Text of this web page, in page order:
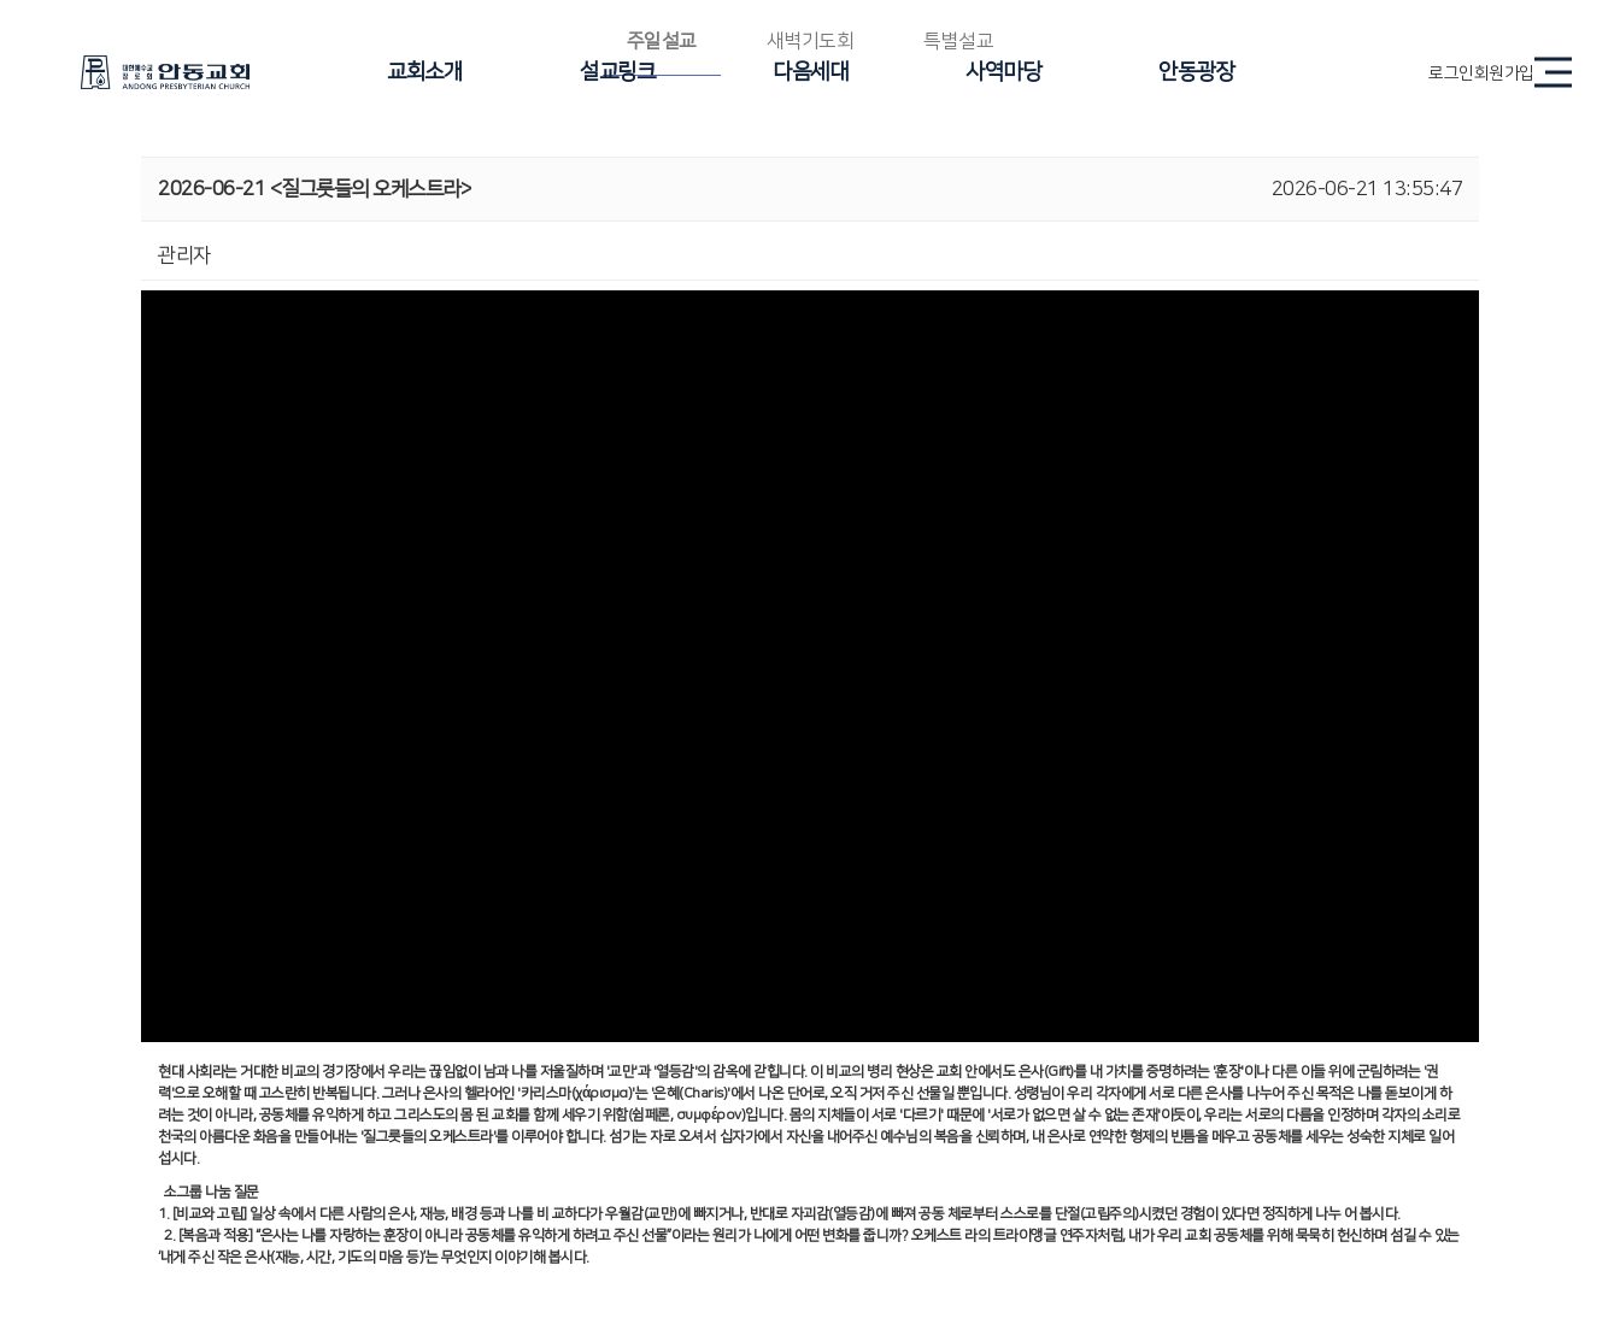
교회소개 설교링크 다음세대 사역마당 안동광장 로그인회원가입
주일설교 새벽기도회 특별설교
2026-06-21 <질그릇들의 오케스트라> 2026-06-21 13:55:47
관리자
현대 사회라는 거대한 비교의 경기장에서 우리는 끊임없이 남과 나를 저울질하며 '교만'과'열등감'의 감옥에 갇힙니다. 이 비교의 병리 현상은 교회 안에서도 은사(Gift)를 내 가치를 증명하려는 '훈장'이나 다른 이들 위에 군림하려는 '권
력'으로 오해할 때 고스란히 반복됩니다. 그러나 은사의 헬라어인 '카리스마(χάρισμα)'는 '은혜 (Charis)'에서 나온 단어로,오직 거저 주신 선물일 뿐입니다. 성령님이 우리 각자에게 서로 다른 은사를 나누어 주신 목적은 나를 돋보이게 하
려는 것이 아니라,공동체를 유익하게 하고 그리스도의 몸 된 교회를 함께 세우기 위함(쉼페론, συμφέρον)입니다. 몸의 지체들이 서로 '다르기 ' 때문에 '서로가 없으면 살 수 없는 존재'이듯이 ,우리는 서로의 다름을 인정하며 각자의 소리로
천국의 아름다운 화음을 만들어내는 '질그릇들의 오케스트라'를 이루어야 합니다. 섬기는 자로 오셔서 십자가에서 자신을 내어주신 예수님의 복음을 신뢰하며 , 내 은사로 연약한 형제의 빈틈을 메우고 공동체를 세우는 성숙한 지체로 일어
섭시다.
소그룹 나눔 질문
1. [비교와 고립] 일상 속에서 다른 사람의 은사,재능, 배경 등과 나를 비 교하다가 우월감(교만)에 빠지거나, 반대로 자괴감(열등감)에 빠져 공동 체로부터 스스로를 단절(고립주의)시켰던 경험이 있다면 정직하게 나누 어 봅시다.
2. [복음과 적용] “은사는 나를 자랑하는 훈장이 아니라 공동체를 유익하게 하려고 주신 선물”이라는 원리가 나에게 어떤 변화를 줍니까?오케스트 라의 트라이앵글 연주자처럼, 내가 우리 교회 공동체를 위해 묵묵히 헌신하며 섬길 수 있는
‘내게 주신 작은 은사(재능,시간, 기도의 마음 등)’는 무엇인지 이야기해 봅시다.